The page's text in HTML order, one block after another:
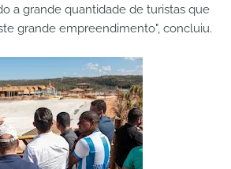
a grande quantidade de turistas que
grande empreendimento", concluiu.